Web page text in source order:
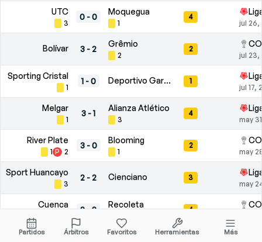
UTC
3
0 -0
Moquegua
1
4
jul 26,
Bolívar 3 -2
Grêmio
2
2
jul 23,
Sporting Cristal
1
1-0 Deportivo Garcilaso 1
jul 17,
Melgar
1
3 -1
Alianza Atlético
3
4
may
River Plate
1 P 2
3-0
Blooming
1
2
may
Sport Huancayo
3
2 -2 Cienciano 3
may
Cuenca
2 2
Recoleta
3
4
ADT Comerciantes Unidos
Partidos Árbitros Favoritos Herramientas Más